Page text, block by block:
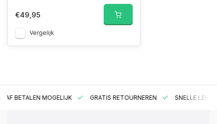
€49,95
Vergelijk
BETALEN MOGELIJK GRATIS RETOURNEREN SNELLE